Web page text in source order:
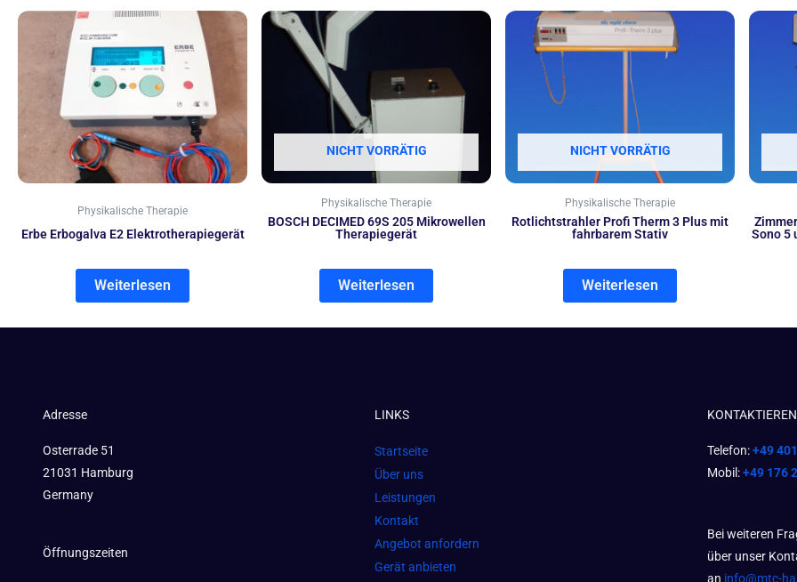
Physikalische Therapie
Erbe Erbogalva E2 Elektrotherapiegerät
Weiterlesen
NICHT VORRÄTIG
Physikalische Therapie
BOSCH DECIMED 69S 205 Mikrowellen
Therapiegerät
Weiterlesen
NICHT VORRÄTIG
Physikalische Therapie
Rotlichtstrahler Profi Therm 3 Plus mit
fahrbarem Stativ
Weiterlesen
Sono 5
Adresse
Osterrade 51
21031 Hamburg
Germany
Öffnungszeiten
LINKS
Startseite
Über uns
Leistungen
Kontakt
Angebot anfordern
Gerät anbieten
Telefon:+49
Mobil:+49 176
Bei weiteren
über unser
an info@mtc-